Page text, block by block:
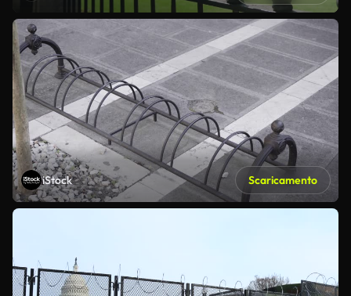
iStock Scaricamento